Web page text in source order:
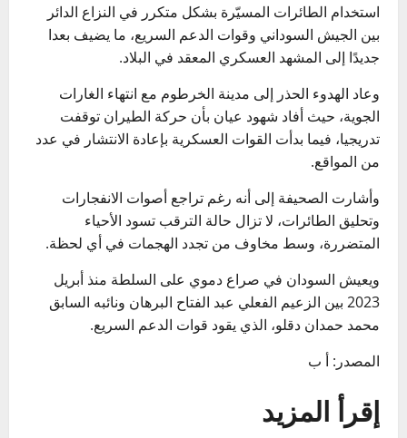
استخدام الطائرات المسيّرة بشكل متكرر في النزاع الدائر
بين الجيش السوداني وقوات الدعم السريع، ما يضيف بعدا
جديدًا إلى المشهد العسكري المعقد في البلاد.
وعاد الهدوء الحذر إلى مدينة الخرطوم مع انتهاء الغارات
الجوية، حيث أفاد شهود عيان بأن حركة الطيران توقفت
تدريجيا، فيما بدأت القوات العسكرية بإعادة الانتشار في عدد
من المواقع.
وأشارت الصحيفة إلى أنه رغم تراجع أصوات الانفجارات
وتحليق الطائرات، لا تزال حالة الترقب تسود الأحياء
المتضررة، وسط مخاوف من تجدد الهجمات في أي لحظة.
ويعيش السودان في صراع دموي على السلطة منذ أبريل
2023 بين الزعيم الفعلي عبد الفتاح البرهان ونائبه السابق
محمد حمدان دقلو، الذي يقود قوات الدعم السريع.
المصدر: أ ب
إقرأ المزيد